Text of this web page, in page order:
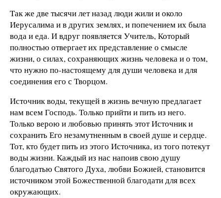
Так же две тысячи лет назад люди жили и около
Иерусалима и в других землях, и попечением их была
вода и еда. И вдруг появляется Учитель, Который
полностью отвергает их представление о смысле
жизни, о силах, сохраняющих жизнь человека и о том,
что нужно по-настоящему для души человека и для
соединения его с Творцом.
Источник воды, текущей в жизнь вечную предлагает
нам всем Господь. Только прийти и пить из него.
Только верою и любовью принять этот Источник и
сохранить Его незамутненным в своей душе и сердце.
Тот, кто будет пить из этого Источника, из того потекут
воды жизни. Каждый из нас напоив свою душу
благодатью Святого Духа, любви Божией, становится
источником этой Божественной благодати для всех
окружающих.